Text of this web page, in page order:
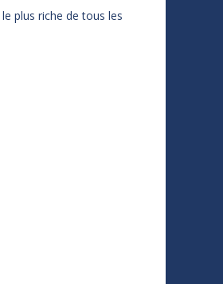
plus riche de tous les